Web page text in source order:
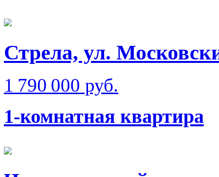
Стрела, ул.
1 790 000 руб.
1-комнатная квартира